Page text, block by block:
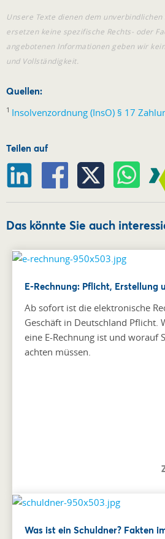
Unsere Texte dienen dem
ersetzen keine spezifische Rechts- oder
angebotenen Informationen geben wir
und Vollständigkeit.
Quellen:
1 Insolvenzordnung (InsO) § 17
Teilen auf
Das könnte Sie auch
E-Rechnung: Pflicht, Erstellung
Ab sofort ist die elektronische
Geschäft in Deutschland Pflicht.
eine E-Rechnung ist und worauf
achten müssen.
Was ist ein Schuldner? Fakten